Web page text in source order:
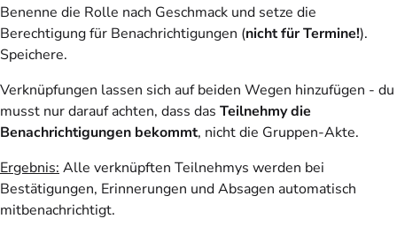
Benenne die Rolle nach Geschmack und setze die
Berechtigung für Benachrichtigungen (nicht für Termine!).
Speichere.
Verknüpfungen lassen sich auf beiden Wegen hinzufügen - du
musst nur darauf achten, dass das Teilnehmy die
Benachrichtigungen bekommt, nicht die Gruppen-Akte.
Ergebnis: Alle verknüpften Teilnehmys werden bei
Bestätigungen, Erinnerungen und Absagen automatisch
mitbenachrichtigt.